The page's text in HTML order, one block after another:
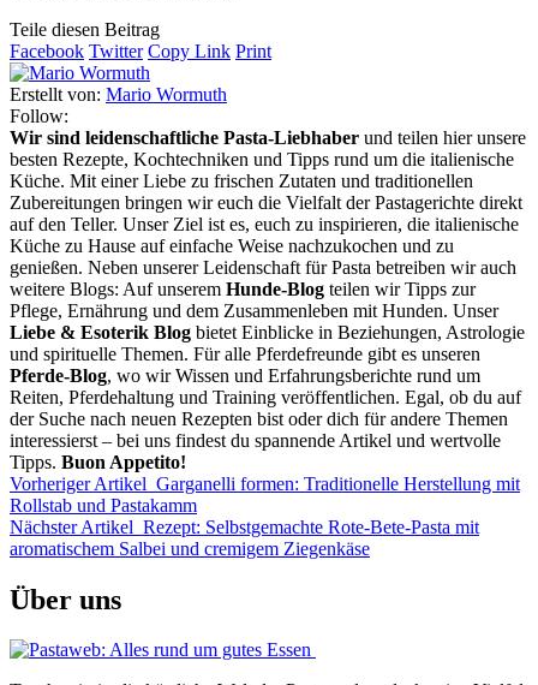
Teile diesen Beitrag
Facebook Twitter Copy Link Print
Erstellt von: Mario Wormuth
Follow:
Wir sind leidenschaftliche Pasta-Liebhaber und teilen hier unsere
besten Rezepte, Kochtechniken und Tipps rund um die italienische
Küche. Mit einer Liebe zu frischen Zutaten und traditionellen
Zubereitungen bringen wir euch die Vielfalt der Pastagerichte direkt
auf den Teller. Unser Ziel ist es, euch zu inspirieren, die italienische
Küche zu Hause auf einfache Weise nachzukochen und zu
genießen. Neben unserer Leidenschaft für Pasta betreiben wir auch
weitere Blogs: Auf unserem Hunde-Blog teilen wir Tipps zur
Pflege, Ernährung und dem Zusammenleben mit Hunden. Unser
Liebe & Esoterik Blog bietet Einblicke in Beziehungen, Astrologie
und spirituelle Themen. Für alle Pferdefreunde gibt es unseren
Pferde-Blog, wo wir Wissen und Erfahrungsberichte rund um
Reiten, Pferdehaltung und Training veröffentlichen. Egal, ob du auf
der Suche nach neuen Rezepten bist oder dich für andere Themen
interessierst – bei uns findest du spannende Artikel und wertvolle
Tipps. Buon Appetito!
Vorheriger Artikel Garganelli formen: Traditionelle Herstellung mit
Rollstab und Pastakamm
Nächster Artikel Rezept: Selbstgemachte Rote-Bete-Pasta mit
aromatischem Salbei und cremigem Ziegenkäse
Über uns